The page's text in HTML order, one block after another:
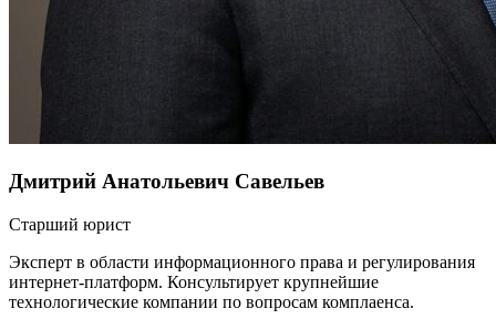
Дмитрий Анатольевич Савельев
Старший юрист
Эксперт в области информационного права и регулирования
интернет-платформ. Консультирует крупнейшие
технологические компании по вопросам комплаенса.